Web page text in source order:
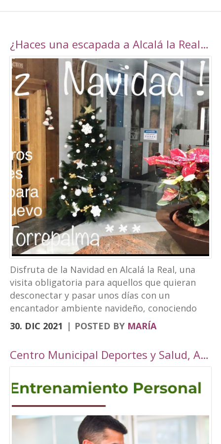
¿Haces una escapada a Alcalá la Real esta navidad?
Disfruta de la Navidad en Alcalá la Real, una
visita obligatoria para aquellos que quieran
desconectar y pasar unos días con un
encantador ambiente navideño, conociendo
los rincones tan bonitos que ofrece nuestra
localidad. Este año, Alcalá la Real oferta todo
con una cuidada ambientación navideña. El
Ayuntamiento pasarán ser un parque navideño
donde se colocará un tobogán de hielo
artificial y un tiovivo, acompañados de un
alumbrado navideño digno de la hermosura de
nuestra localidad junto a puestos de castañas,
30. DIC 2021 POSTED BY MARÍA
Centro Municipal Deportes y Salud, Alcalá la Real